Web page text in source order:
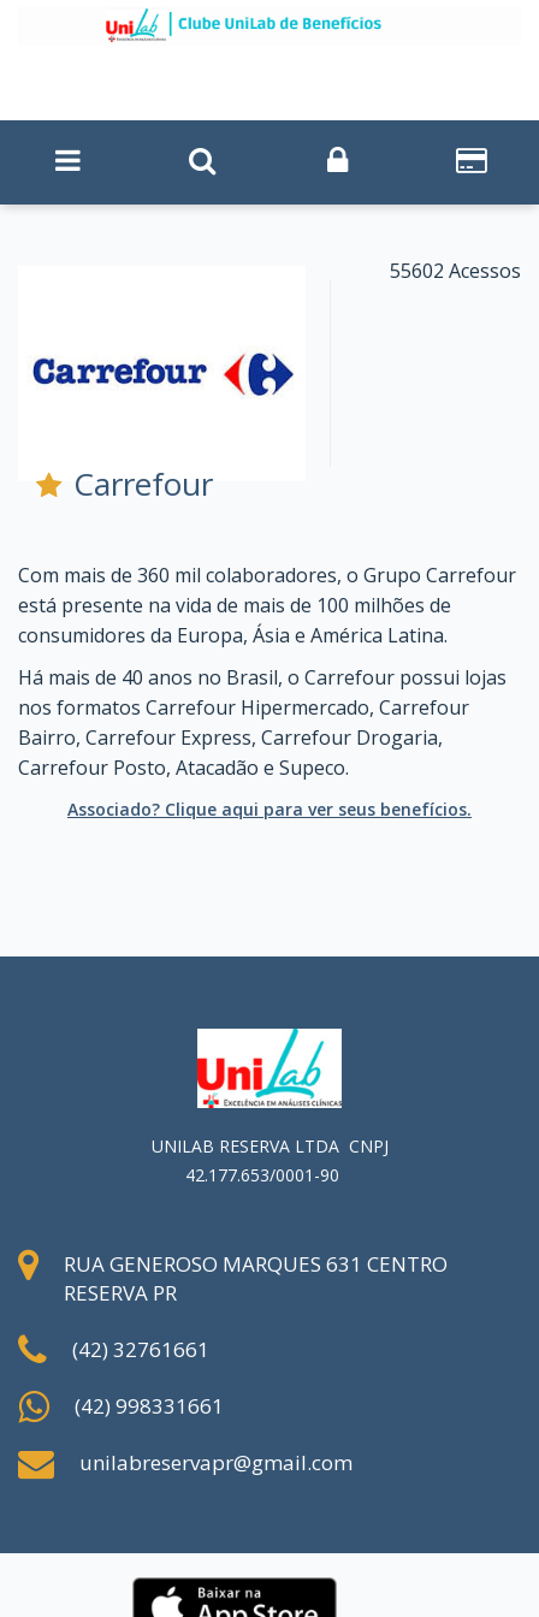
55602 Acessos
Carrefour
Com mais de 360 mil colaboradores, o Grupo Carrefour
está presente na vida de mais de 100 milhões de
consumidores da Europa, Ásia e América Latina.
Há mais de 40 anos no Brasil, o Carrefour possui lojas
nos formatos Carrefour Hipermercado, Carrefour
Bairro, Carrefour Express, Carrefour Drogaria,
Carrefour Posto, Atacadão e Supeco.
Associado? Clique aqui para ver seus benefícios.
UNILAB RESERVA LTDA CNPJ
42.177.653/0001-90
RUA GENEROSO MARQUES 631 CENTRO
RESERVA PR
(42) 32761661
(42) 998331661
unilabreservapr@gmail.com